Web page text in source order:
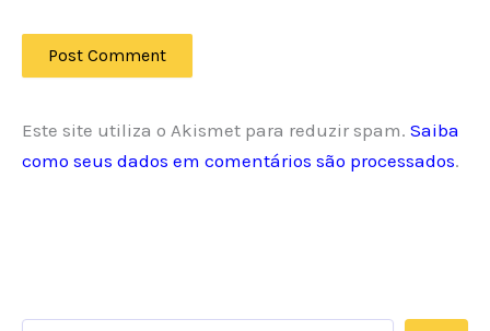
Este site utiliza o Akismet para reduzir spam. Saiba
como seus dados em comentários são processados.